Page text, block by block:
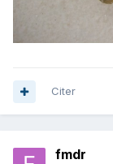
Citer
fmdr